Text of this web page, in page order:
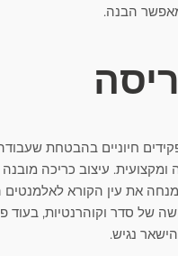
הבנה.
חיוניים בהבטחת שעבודה
ומקצועית. עיצוב כריכה
את עין הקורא
של סדר וקוהרנטיות, בעוד
נגיש.